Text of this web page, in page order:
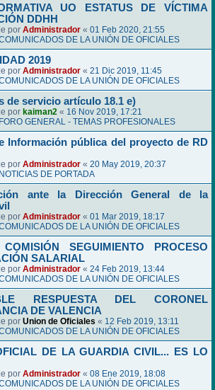
UO ESTATUS DE VÍCTIMA
DDHH
por Administrador « 01 Feb 2020, 21:55
DE LA UNIÓN DE OFICIALES
2019
por Administrador « 21 Dic 2019, 11:45
DE LA UNIÓN DE OFICIALES
de servicio artículo 18.1 e)
por kaiman2 « 16 Nov 2019, 17:21
FORO GENERAL - TEMAS PROFESIONALES
Información pública del proyecto de RD
por Administrador « 20 May 2019, 20:37
NOTICIAS DE PORTADA
ante la Dirección General de la
por Administrador « 01 Mar 2019, 18:17
DE LA UNIÓN DE OFICIALES
COMISIÓN SEGUIMIENTO PROCESO
SALARIAL
por Administrador « 24 Feb 2019, 13:44
DE LA UNIÓN DE OFICIALES
RESPUESTA DEL CORONEL
DE VALENCIA
por Union de Oficiales « 12 Feb 2019, 13:11
DE LA UNIÓN DE OFICIALES
DE LA GUARDIA CIVIL... ES LO
por Administrador « 08 Ene 2019, 18:08
DE LA UNIÓN DE OFICIALES